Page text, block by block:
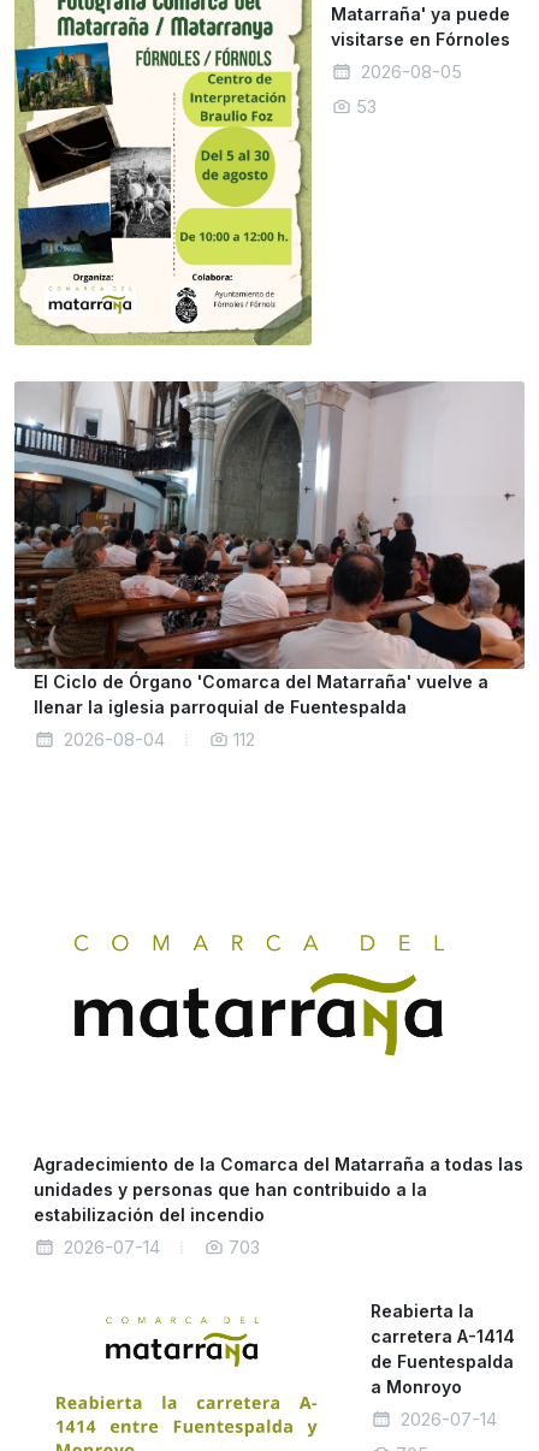
Matarraña' ya puede
visitarse en Fórnoles
2026-08-05
53
El Ciclo de Órgano 'Comarca del Matarraña' vuelve a
llenar la iglesia parroquial de Fuentespalda
2026-08-04
112
Agradecimiento de la Comarca del Matarraña a todas las
unidades y personas que han contribuido a la
estabilización del incendio
2026-07-14
703
Reabierta la
carretera A-1414
de Fuentespalda
a Monroyo
2026-07-14